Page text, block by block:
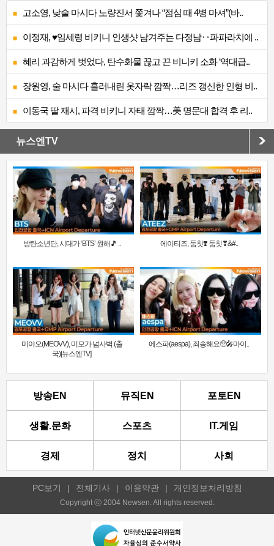
고소영, 낮술 마시다 노량진서 쫓겨나 “점심 때 4병 마셔”(바..
이정재, ♥임세령 비키니 인생샷 남겨주는 다정남‥파파라치에 ..
혜리 과감하게 벗었다, 탄수화물 끊고 끈 비니키 소화 ‘역대급..
장원영, 술 마시다 흘러내린 옷자락 깜짝…리즈 갱신한 인형 비..
이동국 딸 재시, 파격 비키니 자태 깜짝…美 명문대 합격 후 리..
뉴스엔TV
방탄소년단, 시대가 ‘BTS’ 원해🎵 .. 에이티즈, 둠칫❣️ 둠칫❣&#..
미야오(MEOVV), 미모가 넘사벽 (출
국)[뉴스엔TV]
에스파(aespa), 죄송해요🥺🎤마이..
방송EN 뮤직EN 포토EN
생활.문화 스포츠 IT.게임
경제 정치 사회
PC보기 | 전체기사 | 이용약관 | 개인정보처리방침
Copyright ⓒ 2004 Newsen. All rights reserved.